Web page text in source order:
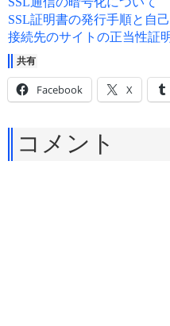
SSL証明書の発行手順と自己
接続先のサイトの正当性証
共有
Facebook X
コメント